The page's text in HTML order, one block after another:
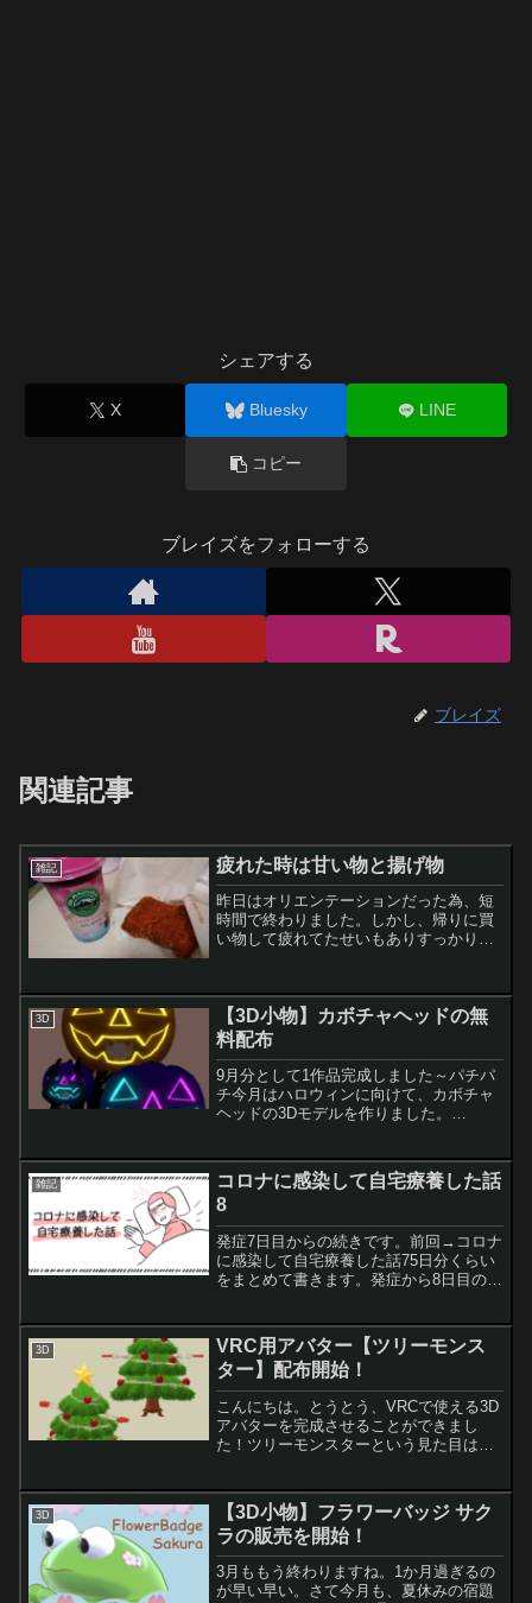
シェアする
X Bluesky LINE
コピー
ブレイズをフォローする
ブレイズ
関連記事
雑記 疲れた時は甘い物と揚げ物
昨日はオリエンテーションだった為、短
時間で終わりました。しかし、帰りに買
い物して疲れてたせいもありすっかり更
がありまして、タイピングの指使いの矯
正とかワードを使っ...
3D
【3D小物】カボチャヘッドの無
料配布
9月分として1作品完成しました～パチパ
チ今月はハロウィンに向けて、カボチャ
ヘッドの3Dモデルを作りました。
チャヘッド // Pumpkin Head来月は何を
作りま...
雑記
コロナに感染して自宅療養した話
8
発症7日目からの続きです。前回→コロナ
に感染して自宅療養した話75日分くらい
をまとめて書きます。発症から8日目の体
素98％19時：36.8℃・酸素99％...
3D
VRC用アバター【ツリーモンス
ター】配布開始！
こんにちは。とうとう、VRCで使える3D
アバターを完成させることができまし
た！ツリーモンスターという見た目はク
です！今のところは無料配布を続ける予
定です。【無料】ツリー...
3D
【3D小物】フラワーバッジ サク
ラの販売を開始！
3月ももう終わりますね。1か月過ぎるの
が早い早い。さて今月も、夏休みの宿題